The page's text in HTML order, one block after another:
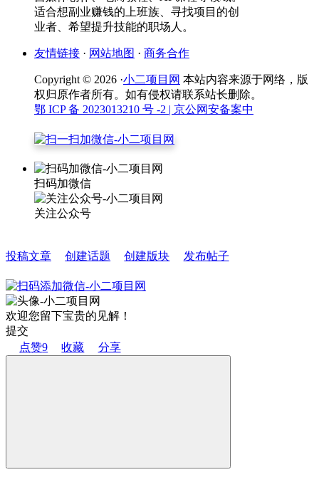
适合想副业赚钱的上班族、寻找项目的创
业者、希望提升技能的职场人。
友情链接 · 网站地图 · 商务合作
Copyright © 2026 ·小二项目网 本站内容来源于网络，版
权归原作者所有。如有侵权请联系站长删除。
鄂 ICP 备 2023013210 号 -2 | 京公网安备案中
扫码加微信
关注公众号
投稿文章 创建话题 创建版块 发布帖子
欢迎您留下宝贵的见解！
提交
点赞9 收藏 分享